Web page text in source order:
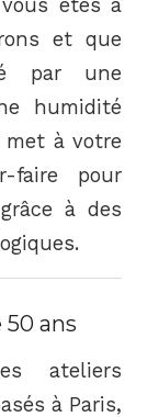
êtes à
et que
par une
humidité
met à votre
faire pour
à des
ans
ateliers
à Paris,